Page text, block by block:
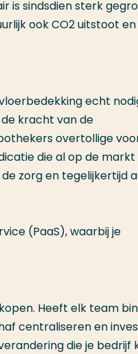
is sindsdien sterk
ook CO2 uitstoot
echt
kracht van de
overtollige
die al op de markt
zorg en tegelijkertijd
(PaaS), waarbij je
Heeft elk team
centraliseren en
die je bedrijf